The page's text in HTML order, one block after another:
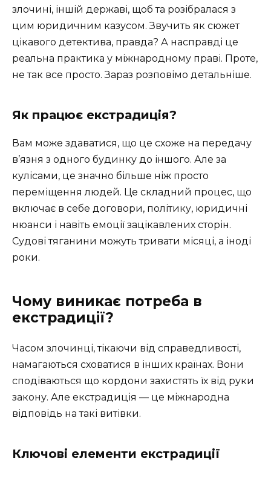
злочині, іншій державі, щоб та розібралася з
цим юридичним казусом. Звучить як сюжет
цікавого детектива, правда? А насправді це
реальна практика у міжнародному праві. Проте,
не так все просто. Зараз розповімо детальніше.
Як працює екстрадиція?
Вам може здаватися, що це схоже на передачу
в’язня з одного будинку до іншого. Але за
кулісами, це значно більше ніж просто
переміщення людей. Це складний процес, що
включає в себе договори, політику, юридичні
нюанси і навіть емоції зацікавлених сторін.
Судові тяганини можуть тривати місяці, а іноді
роки.
Чому виникає потреба в
екстрадиції?
Часом злочинці, тікаючи від справедливості,
намагаються сховатися в інших країнах. Вони
сподіваються що кордони захистять їх від руки
закону. Але екстрадиція — це міжнародна
відповідь на такі витівки.
Ключові елементи екстрадиції